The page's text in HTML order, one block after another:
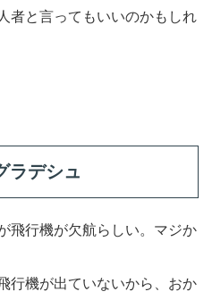
者と言ってもいいのかもしれ
デシュ
飛行機が欠航らしい。マジか
行機が出ていないから、おか